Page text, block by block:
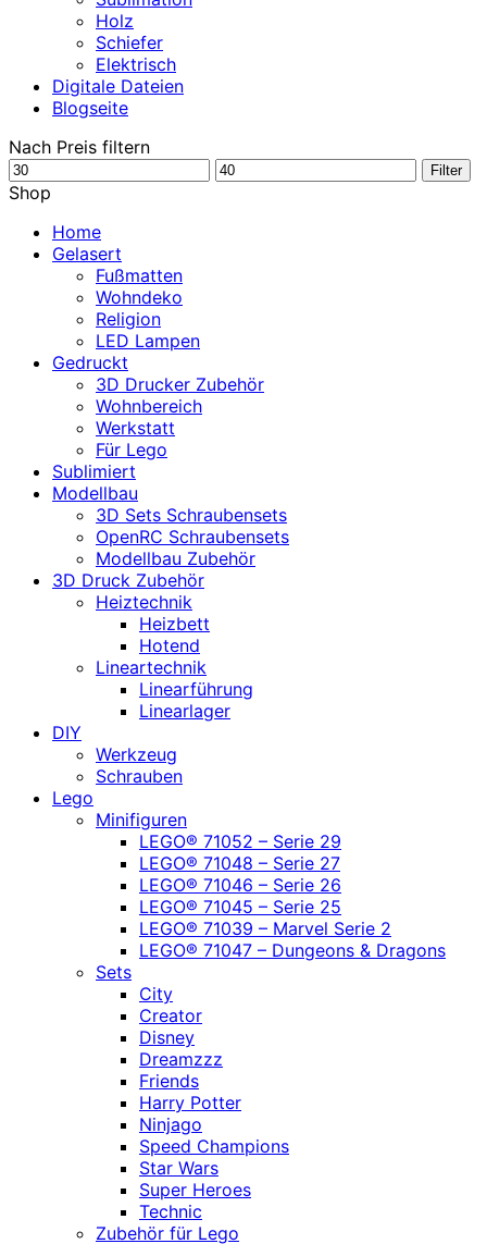
Holz
Schiefer
Elektrisch
Digitale Dateien
Blogseite
Nach Preis filtern
Min.
Preis
Max.
Filter
Shop
Home
Gelasert
Fußmatten
Wohndeko
Religion
LED Lampen
Gedruckt
3D Drucker Zubehör
Wohnbereich
Werkstatt
Für Lego
Sublimiert
Modellbau
3D Sets Schraubensets
OpenRC Schraubensets
Modellbau Zubehör
3D Druck Zubehör
Heiztechnik
Heizbett
Hotend
Lineartechnik
Linearführung
Linearlager
DIY
Werkzeug
Schrauben
Lego
Minifiguren
LEGO® 71052 – Serie 29
LEGO® 71048 – Serie 27
LEGO® 71046 – Serie 26
LEGO® 71045 – Serie 25
LEGO® 71039 – Marvel Serie 2
LEGO® 71047 – Dungeons & Dragons
Sets
City
Creator
Disney
Dreamzzz
Friends
Harry Potter
Ninjago
Speed Champions
Star Wars
Super Heroes
Technic
Zubehör für Lego